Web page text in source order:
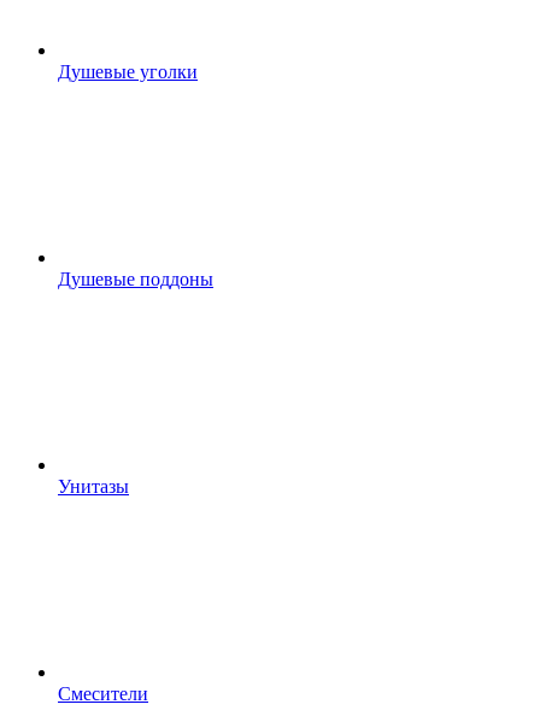
Душевые уголки
Душевые поддоны
Унитазы
Смесители